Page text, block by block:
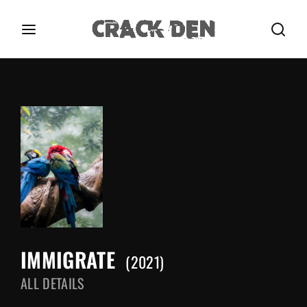
IMMIGRATE 2021
ALL DETAILS
Press Enter / Return to begin your search or hit
Password
Remember Me